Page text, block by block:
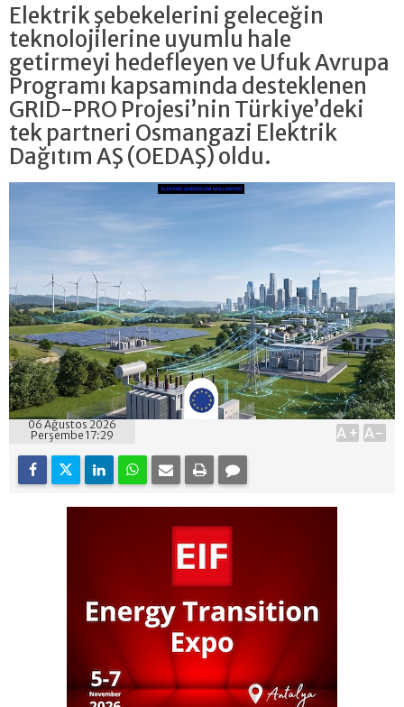
Elektrik şebekelerini geleceğin
teknolojilerine uyumlu hale
getirmeyi hedefleyen ve Ufuk Avrupa
Programı kapsamında desteklenen
GRID-PRO Projesi’nin Türkiye’deki
tek partneri Osmangazi Elektrik
Dağıtım AŞ (OEDAŞ) oldu.
06 Ağustos 2026
Perşembe 17:29
A+ A-